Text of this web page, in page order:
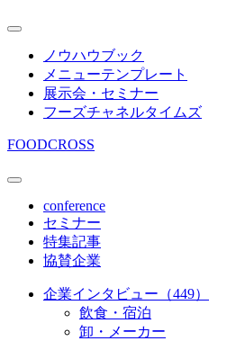
ノウハウブック
メニューテンプレート
展示会・セミナー
フーズチャネルタイムズ
FOODCROSS
conference
セミナー
特集記事
協賛企業
企業インタビュー（449）
飲食・宿泊
卸・メーカー